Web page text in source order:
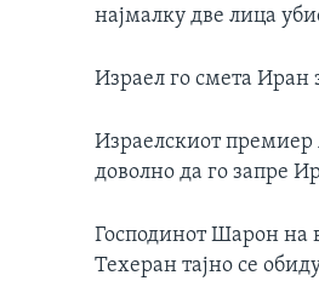
најмалку две лица
Израел го смета Иран
Израелскиот
доволно да го запре
Господинот Шарон на
Техеран тајно се